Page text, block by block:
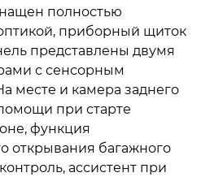
полностью
приборный щиток
представлены двумя
с сенсорным
месте и камера заднего
при старте
функция
открывания багажного
ассистент при